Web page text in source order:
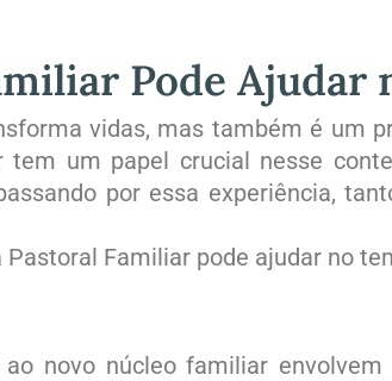
Pode Ajudar
vidas, mas também é um
um papel crucial nesse
por essa experiência,
Familiar pode ajudar no
novo núcleo familiar